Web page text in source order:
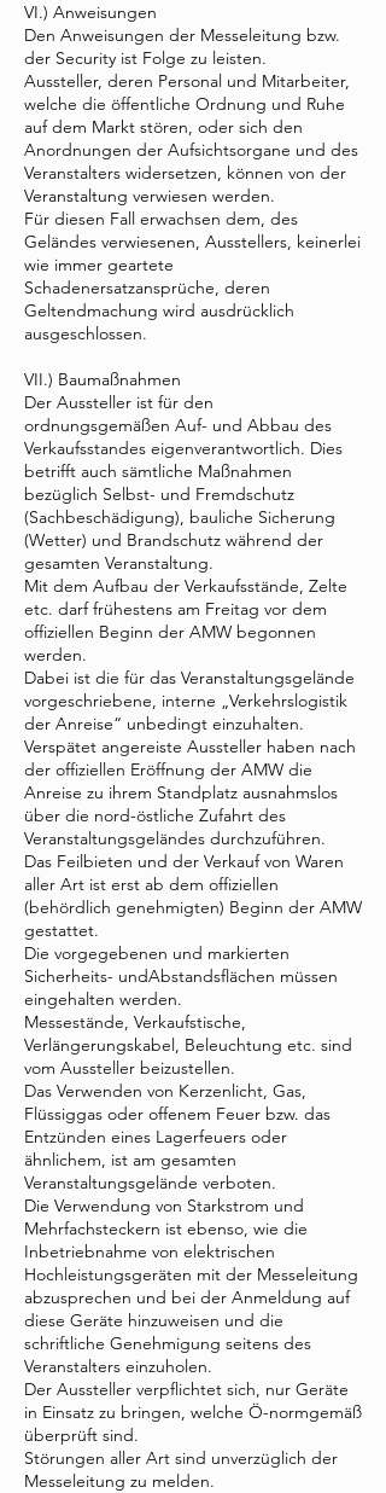
VI.) Anweisungen
Den Anweisungen der Messeleitung bzw.
der Security ist Folge zu leisten.
Aussteller, deren Personal und Mitarbeiter,
welche die öffentliche Ordnung und Ruhe
auf dem Markt stören, oder sich den
Anordnungen der Aufsichtsorgane und des
Veranstalters widersetzen, können von der
Veranstaltung verwiesen werden.
Für diesen Fall erwachsen dem, des
Geländes verwiesenen, Ausstellers, keinerlei
wie immer geartete
Schadenersatzansprüche, deren
Geltendmachung wird ausdrücklich
ausgeschlossen.
VII.) Baumaßnahmen
Der Aussteller ist für den
ordnungsgemäßen Auf- und Abbau des
Verkaufsstandes eigenverantwortlich. Dies
betrifft auch sämtliche Maßnahmen
bezüglich Selbst- und Fremdschutz
(Sachbeschädigung), bauliche Sicherung
(Wetter) und Brandschutz während der
gesamten Veranstaltung.
Mit dem Aufbau der Verkaufsstände, Zelte
etc. darf frühestens am Freitag vor dem
offiziellen Beginn der AMW begonnen
werden.
Dabei ist die für das Veranstaltungsgelände
vorgeschriebene, interne „Verkehrslogistik
der Anreise“ unbedingt einzuhalten.
Verspätet angereiste Aussteller haben nach
der offiziellen Eröffnung der AMW die
Anreise zu ihrem Standplatz ausnahmslos
über die nord-östliche Zufahrt des
Veranstaltungsgeländes durchzuführen.
Das Feilbieten und der Verkauf von Waren
aller Art ist erst ab dem offiziellen
(behördlich genehmigten) Beginn der AMW
gestattet.
Die vorgegebenen und markierten
Sicherheits- undAbstandsflächen müssen
eingehalten werden.
Messestände, Verkaufstische,
Verlängerungskabel, Beleuchtung etc. sind
vom Aussteller beizustellen.
Das Verwenden von Kerzenlicht, Gas,
Flüssiggas oder offenem Feuer bzw. das
Entzünden eines Lagerfeuers oder
ähnlichem, ist am gesamten
Veranstaltungsgelände verboten.
Die Verwendung von Starkstrom und
Mehrfachsteckern ist ebenso, wie die
Inbetriebnahme von elektrischen
Hochleistungsgeräten mit der Messeleitung
abzusprechen und bei der Anmeldung auf
diese Geräte hinzuweisen und die
schriftliche Genehmigung seitens des
Veranstalters einzuholen.
Der Aussteller verpflichtet sich, nur Geräte
in Einsatz zu bringen, welche Ö-normgemäß
überprüft sind.
Störungen aller Art sind unverzüglich der
Messeleitung zu melden.